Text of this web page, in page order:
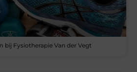
bij Fysiotherapie Van der Vegt